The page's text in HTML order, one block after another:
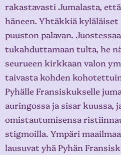
rakastavasti Jumalasta,
häneen. Yhtäkkiä
puuston palavan.
tukahduttamaan tulta, he
seurueen kirkkaan valon
taivasta kohden
Pyhälle Fransiskukselle
auringossa ja sisar kuussa,
omistautumisensa
stigmoilla. Ympäri
lausuvat yhä Pyhän